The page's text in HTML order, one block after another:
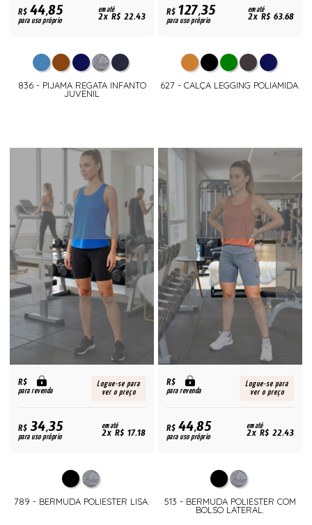
R$44,85
para uso próprio
em até
2x R$ 22,43
836 - PIJAMA REGATA INFANTO
JUVENIL
R$127,35
para uso próprio
em até
2x R$ 63,68
627 - CALÇA LEGGING POLIAMIDA.
R$
para revenda
Logue-se para
ver o preço
R$34,35
para uso próprio
em até
2x R$ 17,18
789 - BERMUDA POLIESTER LISA.
R$
para revenda
Logue-se para
ver o preço
R$44,85
para uso próprio
em até
2x R$ 22,43
513 - BERMUDA POLIESTER COM
BOLSO LATERAL.